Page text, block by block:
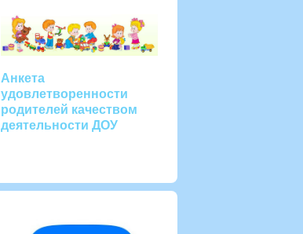
Анкета
удовлетворенности
родителей качеством
деятельности ДОУ